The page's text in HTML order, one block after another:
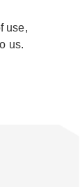
use,
us.